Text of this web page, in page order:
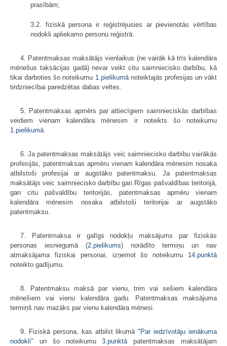
prasībām;
3.2. fiziskā persona ir reģistrējusies ar pievienotās vērtības
nodokli apliekamo personu reģistrā.
4. Patentmaksas maksātājs vienlaikus (ne vairāk kā trīs kalendāra
mēnešus taksācijas gadā) nevar veikt citu saimniecisko darbību, kā
tikai darboties šo noteikumu 1.pielikumānoteiktajās profesijas un vākt
tirdzniecībai paredzētas dabas veltes.
5. Patentmaksas apmērs par attiecīgiem saimnieciskās darbības
veidiem vienam kalendāra mēnesim ir noteikts šo noteikumu
1.pielikumā
6. Ja patentmaksas maksātājs veic saimniecisko darbību vairākās
profesijās, patentmaksas apmēru vienam kalendāra mēnesim nosaka
atbilstoši profesijai ar augstāko patentmaksu. Ja patentmaksas
maksātājs veic saimniecisko darbību gan Rīgas pašvaldības teritorijā,
gan citu pašvaldību teritorijās, patentmaksas apmēru vienam
kalendāra mēnesim nosaka atbilstoši teritorijai ar augstāko
patentmaksu.
7. Patentmaksa ir galīgs nodokļu maksājums par fiziskās
personas iesniegumā (2.pielikums) norādīto termiņu un nav
atmaksājama fiziskai personai, izņemot šo noteikumu 14.punktā
noteikto gadījumu.
8. Patentmaksu maksā par vienu, trim vai sešiem kalendāra
mēnešiem vai vienu kalendāra gadu. Patentmaksas maksājuma
termiņš nav mazāks par vienu kalendāra mēnesi.
9. Fiziskā persona, kas atbilst likumā "Par iedzīvotāju ienākuma
nodokli" un šo noteikumu3.punktā patentmaksas maksātājam